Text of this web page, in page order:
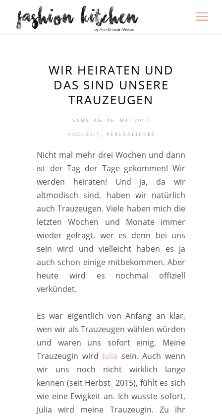
WIR HEIRATEN UND
DAS SIND UNSERE
TRAUZEUGEN
SAMSTAG, 06. MAI 2017
HOCHZEIT , PERSÖNLICHES
Nicht mal mehr drei Wochen und dann
ist der Tag der Tage gekommen! Wir
werden heiraten! Und ja, da wir
altmodisch sind, haben wir natürlich
auch Trauzeugen. Viele haben mich die
letzten Wochen und Monate immer
wieder gefragt, wer es denn bei uns
sein wird und vielleicht haben es ja
auch schon einige mitbekommen. Aber
heute wird es nochmal offiziell
verkündet.
Es war eigentlich von Anfang an klar,
wen wir als Trauzeugen wählen würden
und waren uns sofort einig. Meine
Trauzeugin wird Julia sein. Auch wenn
wir uns noch nicht wirklich lange
kennen (seit Herbst 2015), fühlt es sich
wie eine Ewigkeit an. Ich wusste sofort,
Julia wird meine Trauzeugin. Zu ihr